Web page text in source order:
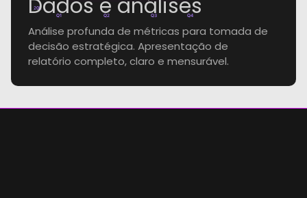
20k
Q1
Q2 Q3 Q4
Dados e análises
Análise profunda de métricas para tomada de
decisão estratégica. Apresentação de
relatório completo, claro e mensurável.